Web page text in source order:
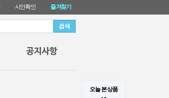
시안확인 즐겨찾기
오늘 본 상품